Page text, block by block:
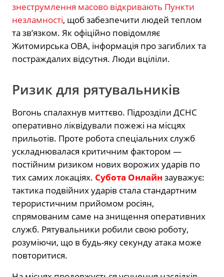
знеструмлення масово відкривають Пункти
незламності, щоб забезпечити людей теплом
та зв’язком. Як офіційно повідомляє
Житомирська ОВА, інформація про загиблих та
постраждалих відсутня. Люди вціліли.
Ризик для рятувальників
Вогонь спалахнув миттєво. Підрозділи ДСНС
оперативно ліквідували пожежі на місцях
прильотів. Проте робота спеціальних служб
ускладнювалася критичним фактором —
постійним ризиком нових ворожих ударів по
тих самих локаціях. Субота Онлайн зауважує:
тактика подвійних ударів стала стандартним
терористичним прийомом росіян,
спрямованим саме на знищення оперативних
служб. Рятувальники робили свою роботу,
розуміючи, що в будь-яку секунду атака може
повторитися.